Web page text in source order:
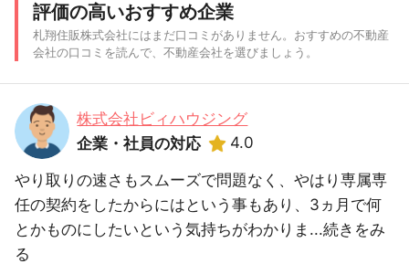
評価の高いおすすめ企業
札翔住販株式会社にはまだ口コミがありません。おすすめの不動産
会社の口コミを読んで、不動産会社を選びましょう。
株式会社ビィハウジング
企業・社員の対応
4.0
やり取りの速さもスムーズで問題なく、やはり専属専
任の契約をしたからにはという事もあり、3ヵ月で何
とかものにしたいという気持ちがわかりま...続きをみ
る